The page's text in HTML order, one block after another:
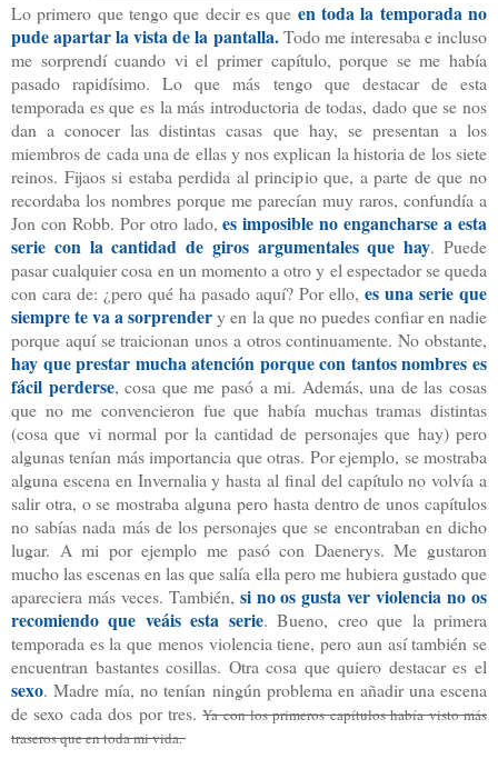
Lo primero que tengo que decir es que en toda la temporada no
pude apartar la vista de la pantalla.Todo me interesaba e incluso
me sorprendí cuando vi el primer capítulo, porque se me había
pasado rapidísimo. Lo que más tengo que destacar de esta
temporada es que es la más introductoria de todas, dado que se nos
dan a conocer las distintas casas que hay, se presentan a los
miembros de cada una de ellas y nos explican la historia de los siete
reinos. Fijaos si estaba perdida al principio que, a parte de que no
recordaba los nombres porque me parecían muy raros, confundía a
Jon con Robb. Por otro lado,es imposible no engancharse a esta
serie con la cantidad de giros argumentales que hay. Puede
pasar cualquier cosa en un momento a otro y el espectador se queda
con cara de: ¿pero qué ha pasado aquí? Por ello, es una serie que
siempre te va a sorprendery en la que no puedes confiar en nadie
porque aquí se traicionan unos a otros continuamente. No obstante,
hay que prestar mucha atención porque con tantos nombres es
fácil perderse, cosa que me pasó a mi. Además, una de las cosas
que no me convencieron fue que había muchas tramas distintas
(cosa que vi normal por la cantidad de personajes que hay) pero
algunas tenían más importancia que otras. Por ejemplo, se mostraba
alguna escena en Invernalia y hasta al final del capítulo no volvía a
salir otra, o se mostraba alguna pero hasta dentro de unos capítulos
no sabías nada más de los personajes que se encontraban en dicho
lugar. A mi por ejemplo me pasó con Daenerys. Me gustaron
mucho las escenas en las que salía ella pero me hubiera gustado que
apareciera más veces. También, si no os gusta ver violencia no os
recomiendo que veáis esta serie. Bueno, creo que la primera
temporada es la que menos violencia tiene, pero aun así también se
encuentran bastantes cosillas. Otra cosa que quiero destacar es el
sexo. Madre mía, no tenían ningún problema en añadir una escena
de sexo cada dos por tres.Ya con los primeros capítulos había visto más
traseros que en toda mi vida.